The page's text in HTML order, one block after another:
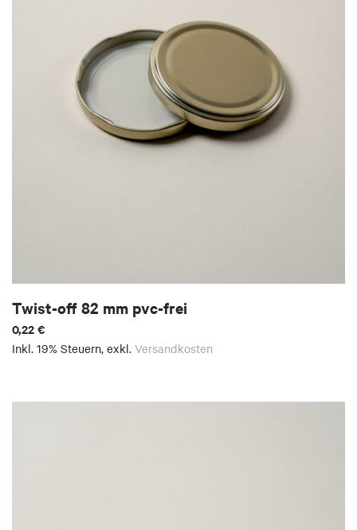
Twist-off 82 mm pvc-frei
0,22 €
Inkl. 19% Steuern, exkl. Versandkosten